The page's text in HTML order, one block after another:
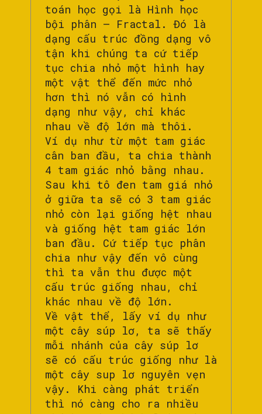
toán học gọi là Hình học
bội phân – Fractal. Đó là
dạng cấu trúc đồng dạng vô
tận khi chúng ta cứ tiếp
tục chia nhỏ một hình hay
một vật thể đến mức nhỏ
hơn thì nó vẫn có hình
dạng như vậy, chỉ khác
nhau về độ lớn mà thôi.
Ví dụ như từ một tam giác
cân ban đầu, ta chia thành
4 tam giác nhỏ bằng nhau.
Sau khi tô đen tam giá nhỏ
ở giữa ta sẽ có 3 tam giác
nhỏ còn lại giống hệt nhau
và giống hệt tam giác lớn
ban đầu. Cứ tiếp tục phân
chia như vậy đến vô cùng
thì ta vẫn thu được một
cấu trúc giống nhau, chỉ
khác nhau về độ lớn.
Về vật thể, lấy ví dụ như
một cây súp lơ, ta sẽ thấy
mỗi nhánh của cây súp lơ
sẽ có cấu trúc giống như là
một cây sup lơ nguyên vẹn
vậy. Khi càng phát triển
thì nó càng cho ra nhiều